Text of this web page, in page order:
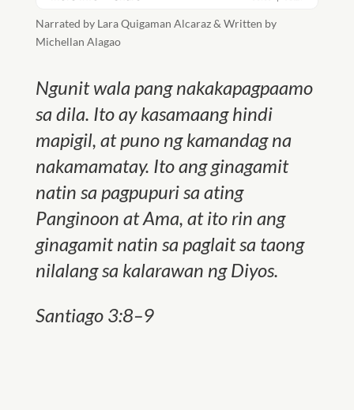
Narrated by Lara Quigaman Alcaraz & Written by
Michellan Alagao
Ngunit wala pang nakakapagpaamo
sa dila. Ito ay kasamaang hindi
mapigil, at puno ng kamandag na
nakamamatay. Ito ang ginagamit
natin sa pagpupuri sa ating
Panginoon at Ama, at ito rin ang
ginagamit natin sa paglait sa taong
nilalang sa kalarawan ng Diyos.
Santiago 3:8–9